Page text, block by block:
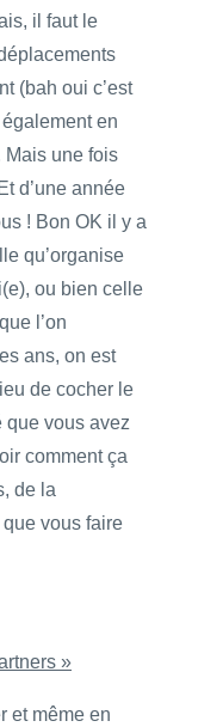
il faut le
(bah oui c’est
en
Mais une fois
d’une année
! Bon OK il y a
qu’organise
ou bien celle
l’on
ans, on est
de cocher le
que vous avez
comment ça
de la
vous faire
»
et même en